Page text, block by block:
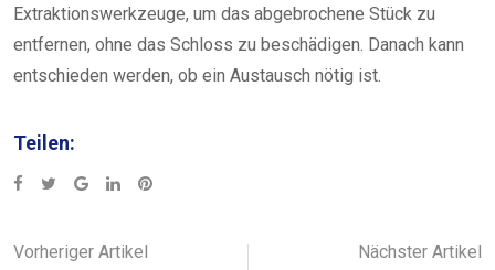
Extraktionswerkzeuge, um das abgebrochene Stück zu
entfernen, ohne das Schloss zu beschädigen. Danach kann
entschieden werden, ob ein Austausch nötig ist.
Teilen:
Google+LinkedInPinterest
Vorheriger Artikel Nächster Artikel